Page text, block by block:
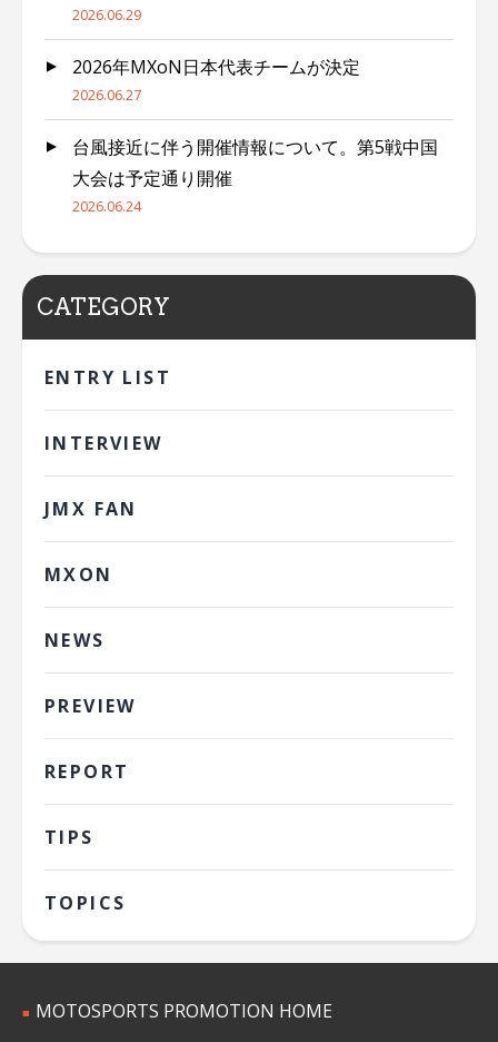
2026.06.29
2026年MXoN日本代表チームが決定
2026.06.27
台風接近に伴う開催情報について。第5戦中国
大会は予定通り開催
2026.06.24
CATEGORY
ENTRY LIST
INTERVIEW
JMX FAN
MXON
NEWS
PREVIEW
REPORT
TIPS
TOPICS
MOTOSPORTS PROMOTION HOME